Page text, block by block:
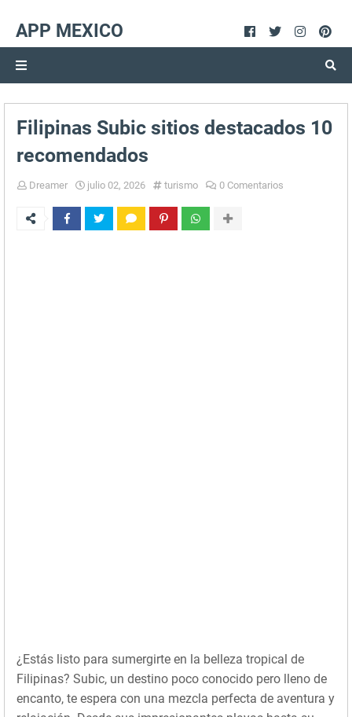
APP MEXICO
Filipinas Subic sitios destacados 10
recomendados
Dreamer julio 02, 2026 turismo 0 Comentarios
¿Estás listo para sumergirte en la belleza tropical de
Filipinas? Subic, un destino poco conocido pero lleno de
encanto, te espera con una mezcla perfecta de aventura y